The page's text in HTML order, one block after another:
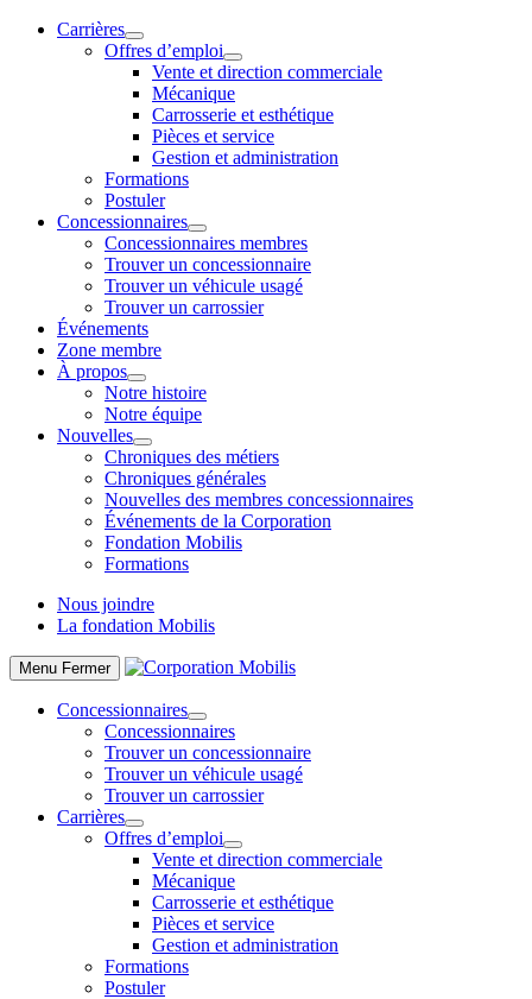
Carrières
Offres d’emploi
Vente et direction commerciale
Mécanique
Carrosserie et esthétique
Pièces et service
Gestion et administration
Formations
Postuler
Concessionnaires
Concessionnaires membres
Trouver un concessionnaire
Trouver un véhicule usagé
Trouver un carrossier
Événements
Zone membre
À propos
Notre histoire
Notre équipe
Nouvelles
Chroniques des métiers
Chroniques générales
Nouvelles des membres concessionnaires
Événements de la Corporation
Fondation Mobilis
Formations
Nous joindre
La fondation Mobilis
Menu Fermer
Concessionnaires
Concessionnaires
Trouver un concessionnaire
Trouver un véhicule usagé
Trouver un carrossier
Carrières
Offres d’emploi
Vente et direction commerciale
Mécanique
Carrosserie et esthétique
Pièces et service
Gestion et administration
Formations
Postuler